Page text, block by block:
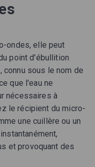
ondes, elle peut
point d'ébullition
connu sous le nom de
que l'eau ne
nécessaires à
le récipient du micro-
une cuillère ou un
et provoquant des